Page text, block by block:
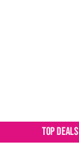
TOP DEALS